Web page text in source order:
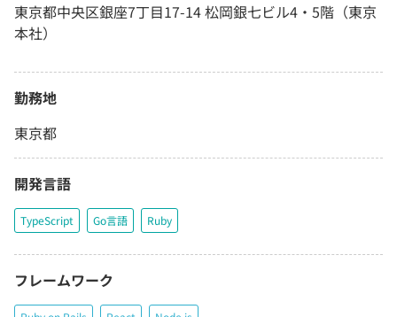
東京都中央区銀座7丁目17-14 松岡銀七ビル4・5階（東京
本社）
勤務地
東京都
開発言語
TypeScript Go言語 Ruby
フレームワーク